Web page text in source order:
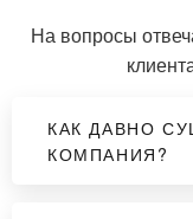
На вопросы
КАК ДАВНО
КОМПАНИЯ?